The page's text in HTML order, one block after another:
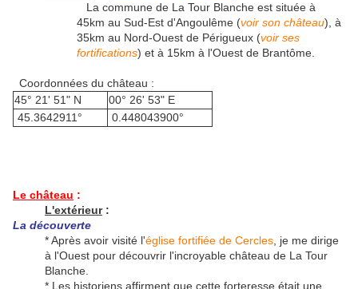
La commune de La Tour Blanche est située à
45km au Sud-Est d'Angoulême (voir son château), à
35km au Nord-Ouest de Périgueux (voir ses
fortifications) et à 15km à l'Ouest de Brantôme.
Coordonnées du château :
45° 21' 51" N
00° 26' 53" E
45.3642911°
0.448043900°
Le château :
L'extérieur:
La découverte
* Après avoir visité l'église fortifiée de Cercles , je me dirige
à l'Ouest pour découvrir l'incroyable château de La Tour
Blanche.
* Les historiens affirment que cette forteresse était une